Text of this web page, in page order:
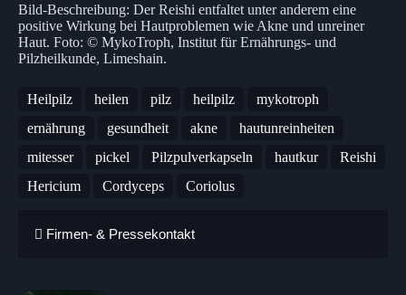
Bild-Beschreibung: Der Reishi entfaltet unter anderem eine
positive Wirkung bei Hautproblemen wie Akne und unreiner
Haut. Foto: © MykoTroph, Institut für Ernährungs- und
Pilzheilkunde, Limeshain.
Heilpilz heilen pilz heilpilz
mykotroph
ernährung
gesundheit akne
hautunreinheiten
mitesser
pickel Pilzpulverkapseln hautkur
Reishi
Hericium
Cordyceps Coriolus
Firmen- & Pressekontakt